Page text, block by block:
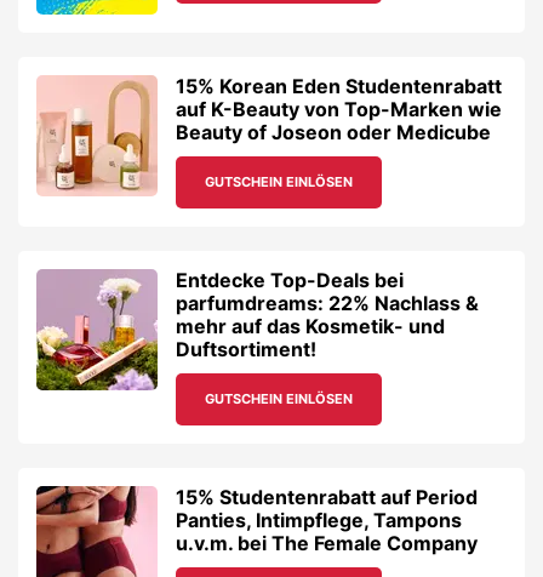
15% Korean Eden Studentenrabatt
auf K-Beauty von Top-Marken wie
Beauty of Joseon oder Medicube
GUTSCHEIN EINLÖSEN
Entdecke Top-Deals bei
parfumdreams: 22% Nachlass &
mehr auf das Kosmetik- und
Duftsortiment!
GUTSCHEIN EINLÖSEN
15% Studentenrabatt auf Period
Panties, Intimpflege, Tampons
u.v.m. bei The Female Company